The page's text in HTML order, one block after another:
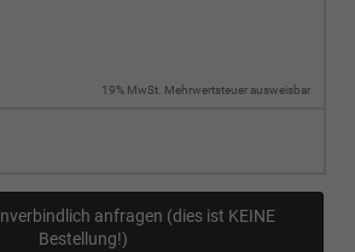
19% MwSt. Mehrwertsteuer ausweisbar
anfragen (dies ist KEINE
Bestellung!)